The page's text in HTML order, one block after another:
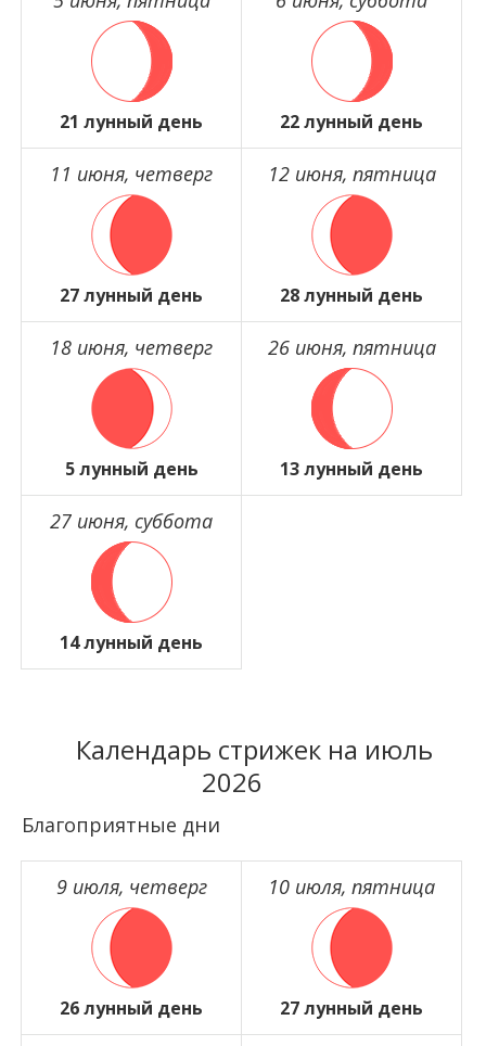
21 лунный день 22 лунный день
11 июня, четверг
27 лунный день
12 июня, пятница
28 лунный день
18 июня, четверг
5 лунный день
26 июня, пятница
13 лунный день
27 июня, суббота
14 лунный день
Календарь стрижек на июль
2026
Благоприятные дни
9 июля, четверг
26 лунный день
10 июля, пятница
27 лунный день